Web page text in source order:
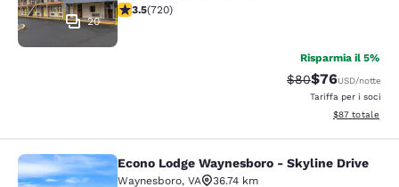
20
Valutazione di 3.53 stelle. Buono. 720 recensioni
3.5(720)
Risparmia il 5%
Tariffa di
$80Tariffa
$76USD/notte
Tariffa per i soci
Visualizza i
$87 totale
Econo Lodge Waynesboro - Skyline
Econo Lodge Waynesboro - Skyline Drive
Waynesboro, VA
36.74 km